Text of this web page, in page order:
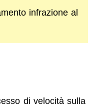
infrazione al
di velocità sulla